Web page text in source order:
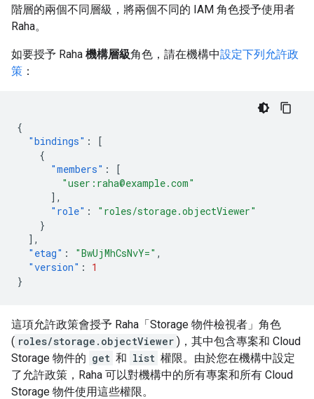
階層的兩個不同層級，將兩個不同的 IAM 角色授予使用者
Raha。
如要授予 Raha 機構層級角色，請在機構中設定下列允許政
策 ：
{
"bindings" :
[
{
"members" :
[
"user:raha@example.com"
],
"role" :
"roles/storage.objectViewer"
}
],
"etag" : "BwUjMhCsNvY=" ,
"version" :
1
}
這項允許政策會授予 Raha「Storage 物件檢視者」角色
( roles/storage.objectViewer )，其中包含專案和 Cloud
Storage 物件的 get 和 list 權限。由於您在機構中設定
了允許政策，Raha 可以對機構中的所有專案和所有 Cloud
Storage 物件使用這些權限。